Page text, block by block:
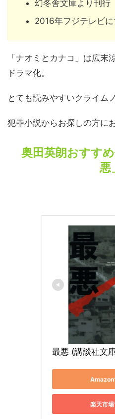
幻冬舎文庫より刊行
2016年フジテレビ
「ナオミとカナコ」は広末
ドラマ化。
とても読みやすいクライム
犯罪小説からお探しの方に
奥田英朗おすす
悪
最悪 (講談社文
Amazon
楽天市